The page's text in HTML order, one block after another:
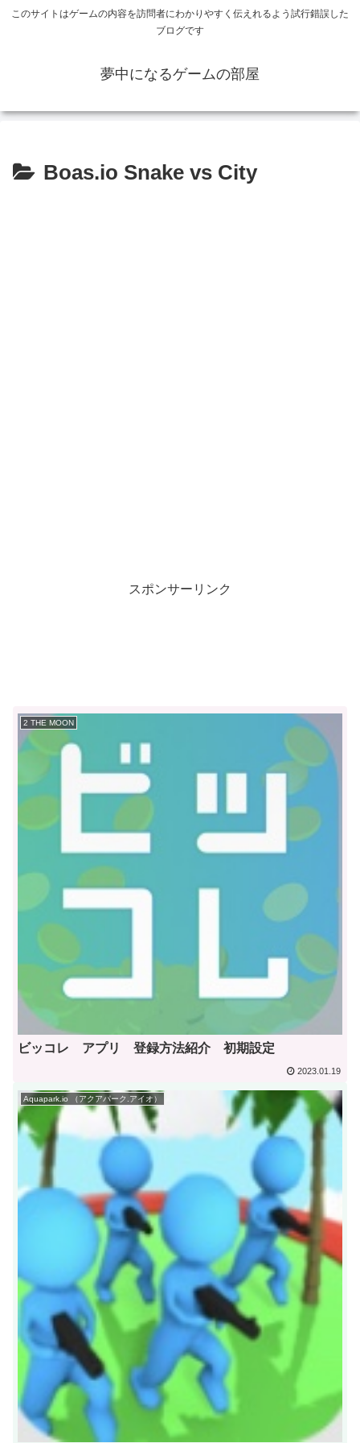
このサイトはゲームの内容を訪問者にわかりやすく伝えれるよう試行錯誤した
ブログです
夢中になるゲームの部屋
Boas.io Snake vs City
スポンサーリンク
2 THE MOON
ビッコレ アプリ 登録方法紹介 初期設定
2023.01.19
Aquapark.io （アクアパーク.アイオ）